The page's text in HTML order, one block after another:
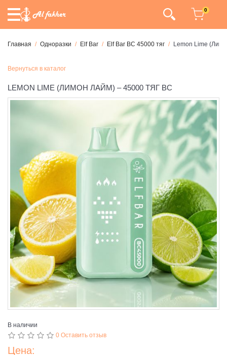
0
Главная Одноразки Elf Bar Elf Bar BC 45000 тяг Lemon Lime
Вернуться в каталог
LEMON LIME (ЛИМОН ЛАЙМ) – 45000 ТЯГ BC
В наличии
0 Оставить отзыв
Цена: